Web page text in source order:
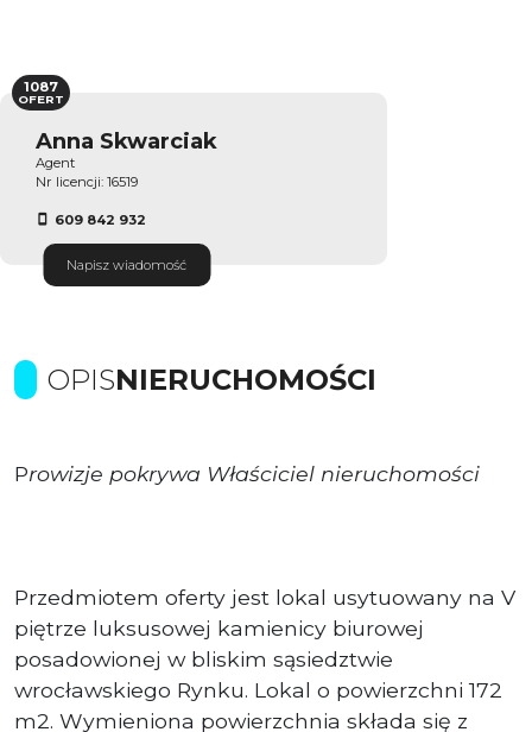
Anna Skwarciak
Agent
Nr licencji: 16519
609 842 932
Napisz wiadomość
1087
OFERT
OPISNIERUCHOMOŚCI
Prowizje pokrywa Właściciel nieruchomości
Przedmiotem oferty jest lokal usytuowany na V
piętrze luksusowej kamienicy biurowej
posadowionej w bliskim sąsiedztwie
wrocławskiego Rynku. Lokal o powierzchni 172
m2. Wymieniona powierzchnia składa się z